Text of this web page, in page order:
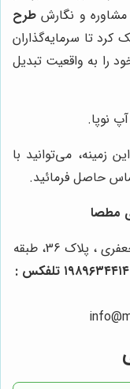
و نگارش طرح
کرد تا سرمایه‌گذاران
را به واقعیت تبدیل
نوپا.
می‌توانید با
حاصل فرمائید.
مطصا
تهران ، میدان تجریش ، خیابان جعفری ، پلاک 36، طبقه